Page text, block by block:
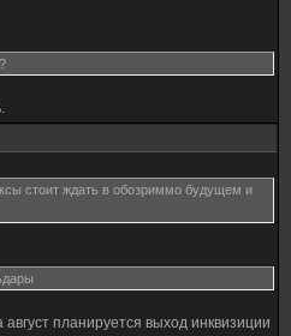
стоит ждать в обозриммо будущем и
планируется выход инквизиции